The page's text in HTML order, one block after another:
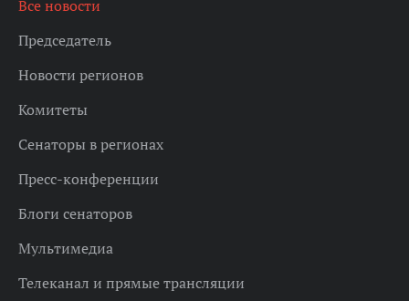
Все новости
Председатель
Новости регионов
Комитеты
Сенаторы в регионах
Пресс-конференции
Блоги сенаторов
Мультимедиа
Телеканал и прямые трансляции